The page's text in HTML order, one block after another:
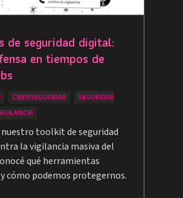
de seguridad digital:
en tiempos de
CIBERSEGURIDAD
SEGURIDAD
nuestro toolkit de seguridad
la vigilancia masiva del
qué herramientas
cómo podemos protegernos.